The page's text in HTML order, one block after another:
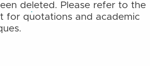
toujours vous référer aux
pour des citations et des
deleted. Please refer to the
for quotations and academic